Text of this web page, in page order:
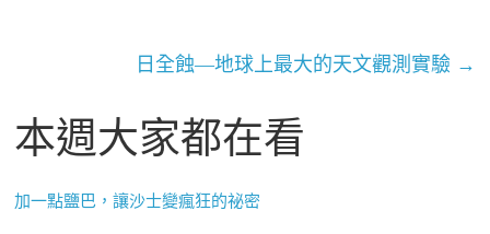
日全蝕—地球上最大的天文觀測實驗 →
本週大家都在看
加一點鹽巴，讓沙士變瘋狂的祕密